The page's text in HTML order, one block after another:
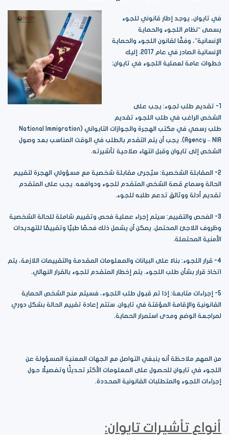
في تايوان، يوجد إطار قانوني للجوء
يسمى “نظام اللجوء والحماية
الإنسانية”، وفقًا لقانون اللجوء والحماية
الإنسانية الصادر في عام 2017. إليك
خطوات عامة لعملية اللجوء في تايوان:
1- تقديم طلب لجوء: يجب على
الشخص الراغب في طلب اللجوء تقديم
طلب رسمي في مكتب الهجرة والجوازات التايواني (National Immigration
Agency – NIA). يجب أن يتم التقدم بالطلب في الوقت المناسب بعد وصول
الشخص إلى تايوان وقبل انتهاء صلاحية تأشيرته.
2- المقابلة الشخصية: سيُجرى مقابلة شخصية مع مسؤولي الهجرة لتقييم
الحالة وسماع قصة الشخص المتقدم للجوء ودوافعه. يجب على المتقدم
تقديم أدلة ووثائق تدعم طلبه للجوء.
3- الفحص والتقييم: سيتم إجراء عملية فحص وتقييم شاملة للحالة الشخصية
وظروف اللاجئ المحتمل. يمكن أن يشمل ذلك فحصًا طبيًا وتقييمًا للتهديدات
الأمنية المحتملة.
4- قرار اللجوء: بناءً على البيانات والمعلومات المقدمة والتقييمات اللازمة، يتم
اتخاذ قرار بشأن طلب اللجوء. يتم إخطار المتقدم للجوء بالقرار النهائي.
5- إجراءات متابعة: إذا تم قبول طلب اللجوء، فسيتم منح الشخص الحماية
القانونية والإقامة المؤقتة في تايوان. ستتم إعادة تقييم الحالة بشكل دوري
لمراجعة الوضع ومدى استمرار الحماية.
من المهم ملاحظة أنه ينبغي التواصل مع الجهات المعنية المسؤولة عن
اللجوء في تايوان للحصول على المعلومات الأكثر تحديثًا وتفصيلًا حول
إجراءات اللجوء والمتطلبات القانونية المحددة.
أنواع تأشيرات تايوان: